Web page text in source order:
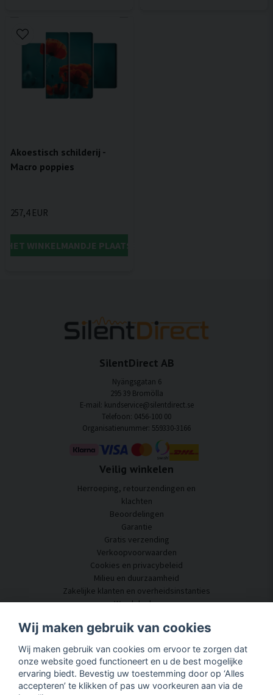
Akoestisch schilderij -
Macro poppies
257,4 EUR
HET WINKELMANDJE PLAATSEN
SilentDirect AB
Nyängsgatan 6
295 39 Bromölla
E-mail: kundservice@silentdirect.se
Telefoon: 0456-100 00
Organisatienummer: 559330-3166
Veilig winkelen
Herroeping, retourzendingen en
klachten
Beoordelingen
Garantie
Gratis verzending
Verkoopvoorwaarden
Cookies en privacybeleid
Milieu en duurzaamheid
Zakelijke klanten en overheidsinstanties
Word dealer
Klantenservice
Neem contact met ons op
Akoestisch advies
Montage en installatie
Vragen en antwoorden
Wij maken gebruik van cookies
Wij maken gebruik van cookies om ervoor te zorgen dat
onze website goed functioneert en u de best mogelijke
ervaring biedt. Bevestig uw toestemming door op ‘Alles
accepteren’ te klikken of pas uw voorkeuren aan via de